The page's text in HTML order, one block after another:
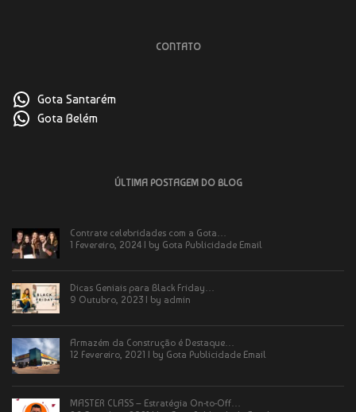
CONTATO
Gota Santarém
Gota Belém
ÚLTIMA POSTAGEM DO BLOG
Contrate celebridades com a Gota…
1 Fevereiro, 2024 | by Gota Publicidade Email
Dicas Geniais para Black Friday…
9 Outubro, 2023 | by admin
Armazém da Construção é Destaque…
12 Fevereiro, 2021 | by Gota Publicidade Email
MASTER CLASS – Estratégia On-to-Off…